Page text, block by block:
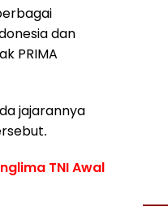
dan
PRIMA
jajarannya
TNI Awal